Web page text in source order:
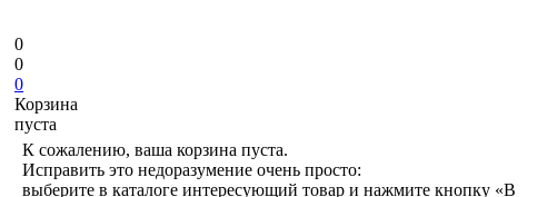
0
0
0
Корзина
пуста
К сожалению, ваша корзина пуста.
Исправить это недоразумение очень просто:
выберите в каталоге интересующий товар и нажмите кнопку «В